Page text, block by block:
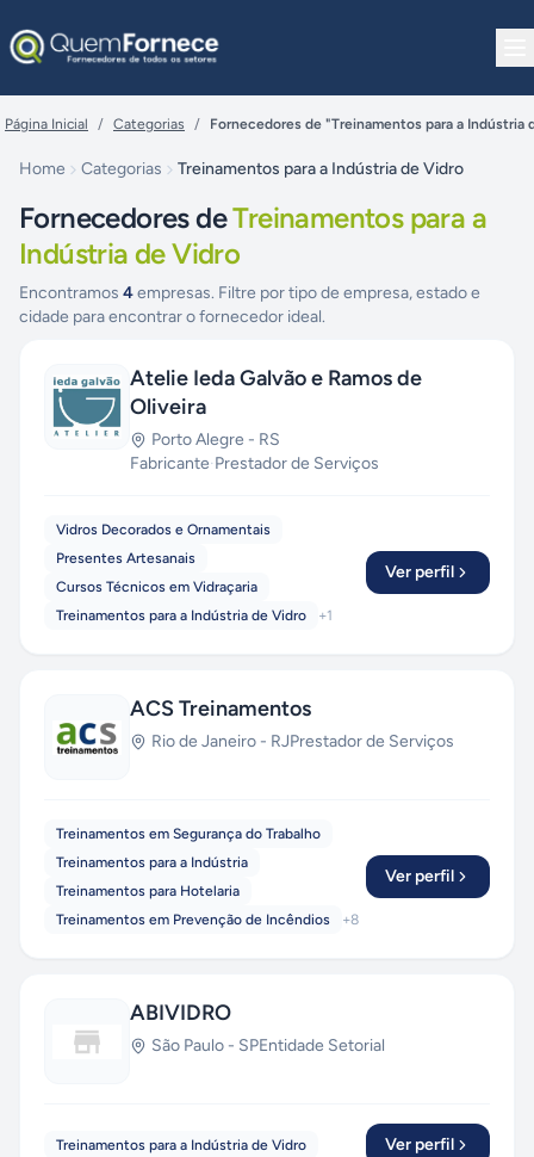
Página Inicial / Categorias / Fornecedores de "Treinamentos para a Indústria
Home Categorias Treinamentos para a Indústria de Vidro
Fornecedores deTreinamentos para a
Indústria de Vidro
Encontramos 4empresas. Filtre por tipo de empresa, estado e
cidade para encontrar o fornecedor ideal.
Atelie Ieda Galvão e Ramos de
Oliveira
Porto Alegre - RS
Fabricante·Prestador de Serviços
Vidros Decorados e Ornamentais
Presentes Artesanais
Cursos Técnicos em Vidraçaria
Treinamentos para a Indústria de Vidro
+1
Ver perfil
ACS Treinamentos
Rio de Janeiro - RJPrestador de Serviços
Treinamentos em Segurança do Trabalho
Treinamentos para a Indústria
Treinamentos para Hotelaria
Treinamentos em Prevenção de Incêndios
+8
Ver perfil
ABIVIDRO
São Paulo - SPEntidade Setorial
Treinamentos para a Indústria de Vidro Ver perfil